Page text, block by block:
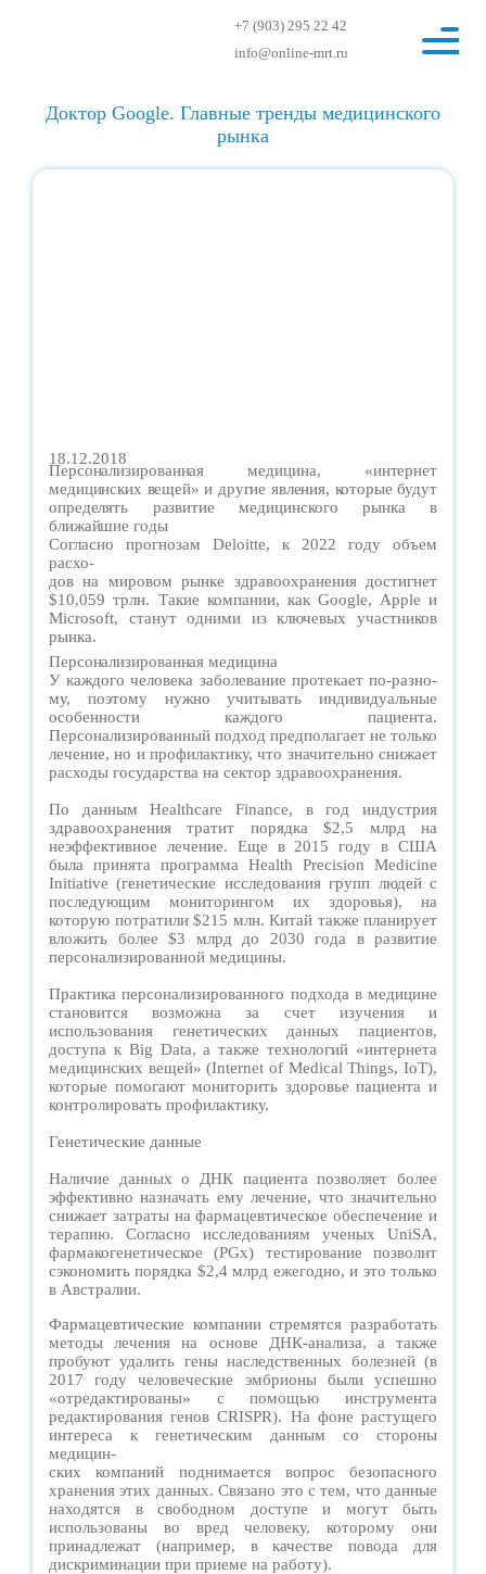
+7 (903) 295 22 42
info@online-mrt.ru
Доктор Google. Главные тренды медицинского
рынка
18.12.2018
Персонализированная медицина, «интернет
медицинских вещей» и другие явления, которые будут
определять развитие медицинского рынка в
ближайшие годы
Согласно прогнозам Deloitte, к 2022 году объем
расхо-
дов на мировом рынке здравоохранения достигнет
$10,059 трлн. Такие компании, как Google, Apple и
Microsoft, станут одними из ключевых участников
рынка.
Персонализированная медицина
У каждого человека заболевание протекает по-разно-
му, поэтому нужно учитывать индивидуальные
особенности каждого пациента.
Персонализированный подход предполагает не только
лечение, но и профилактику, что значительно снижает
расходы государства на сектор здравоохранения.
По данным Healthcare Finance, в год индустрия
здравоохранения тратит порядка $2,5 млрд на
неэффективное лечение. Еще в 2015 году в США
была принята программа Health Precision Medicine
Initiative (генетические исследования групп людей с
последующим мониторингом их здоровья), на
которую потратили $215 млн. Китай также планирует
вложить более $3 млрд до 2030 года в развитие
персонализированной медицины.
Практика персонализированного подхода в медицине
становится возможна за счет изучения и
использования генетических данных пациентов,
доступа к Big Data, а также технологий «интернета
медицинских вещей» (Internet of Medical Things, IoT),
которые помогают мониторить здоровье пациента и
контролировать профилактику.
Генетические данные
Наличие данных о ДНК пациента позволяет более
эффективно назначать ему лечение, что значительно
снижает затраты на фармацевтическое обеспечение и
терапию. Согласно исследованиям ученых UniSA,
фармакогенетическое (PGx) тестирование позволит
сэкономить порядка $2,4 млрд ежегодно, и это только
в Австралии.
Фармацевтические компании стремятся разработать
методы лечения на основе ДНК-анализа, а также
пробуют удалить гены наследственных болезней (в
2017 году человеческие эмбрионы были успешно
«отредактированы» с помощью инструмента
редактирования генов CRISPR). На фоне растущего
интереса к генетическим данным со стороны
медицин-
ских компаний поднимается вопрос безопасного
хранения этих данных. Связано это с тем, что данные
находятся в свободном доступе и могут быть
использованы во вред человеку, которому они
принадлежат (например, в качестве повода для
дискриминации при приеме на работу).